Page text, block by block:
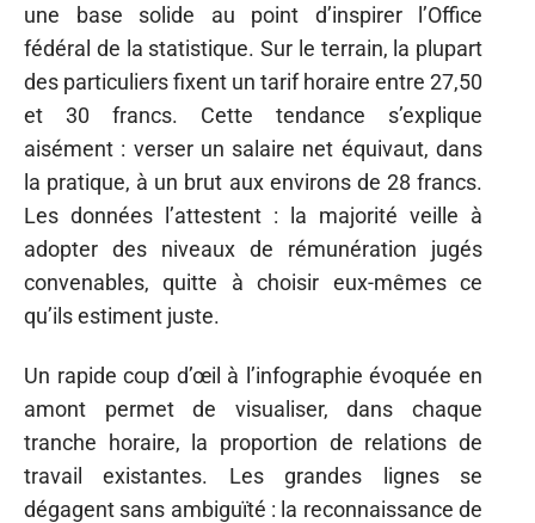
une base solide au point d’inspirer l’Office
fédéral de la statistique. Sur le terrain, la plupart
des particuliers fixent un tarif horaire entre 27,50
et 30 francs. Cette tendance s’explique
aisément : verser un salaire net équivaut, dans
la pratique, à un brut aux environs de 28 francs.
Les données l’attestent : la majorité veille à
adopter des niveaux de rémunération jugés
convenables, quitte à choisir eux-mêmes ce
qu’ils estiment juste.
Un rapide coup d’œil à l’infographie évoquée en
amont permet de visualiser, dans chaque
tranche horaire, la proportion de relations de
travail existantes. Les grandes lignes se
dégagent sans ambiguïté : la reconnaissance de